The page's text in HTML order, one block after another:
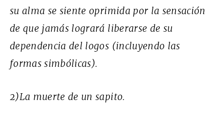
su alma se siente oprimida por la sensación
de que jamás logrará liberarse de su
dependencia del logos (incluyendo las
formas simbólicas).
2)La muerte de un sapito.